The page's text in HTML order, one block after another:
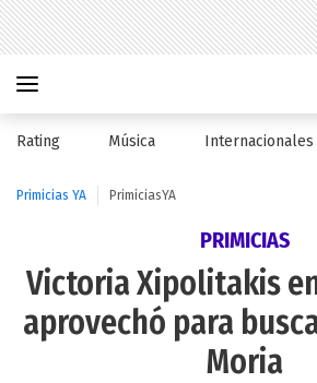
Rating Música Internacionales
Primicias YA PrimiciasYA
PRIMICIAS
Victoria Xipolitakis
aprovechó para
Moria